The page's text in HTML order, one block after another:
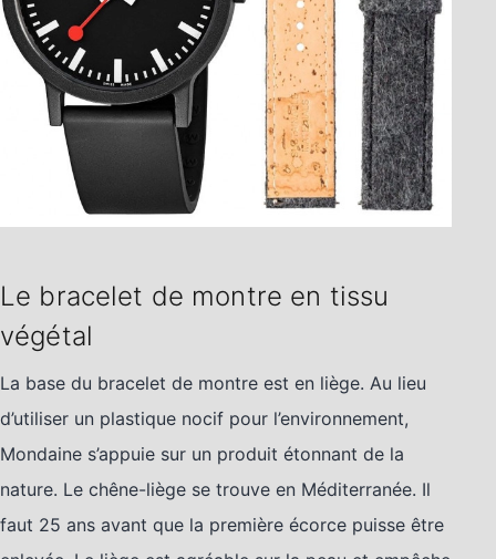
Le bracelet de montre en tissu
végétal
La base du bracelet de montre est en liège. Au lieu
d’utiliser un plastique nocif pour l’environnement,
Mondaine s’appuie sur un produit étonnant de la
nature. Le chêne-liège se trouve en Méditerranée. Il
faut 25 ans avant que la première écorce puisse être